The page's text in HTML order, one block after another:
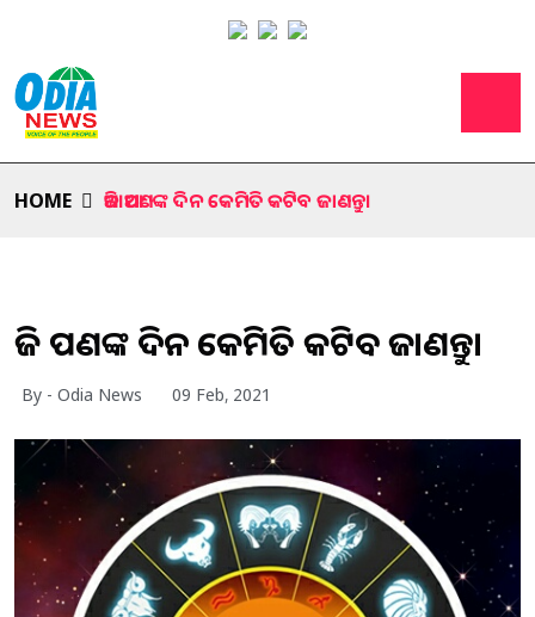
HOME ଆଜି ଆପଣଙ୍କ ଦିନ କେମିତି କଟିବ ଜାଣନ୍ତୁ।
ଆଜି ଆପଣଙ୍କ ଦିନ କେମିତି କଟିବ ଜାଣନ୍ତୁ।
By - Odia News 09 Feb, 2021